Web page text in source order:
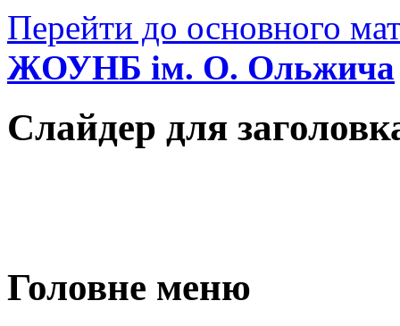
Перейти до основного
ЖОУНБ ім. О. Ольжича
Слайдер для
Головне меню